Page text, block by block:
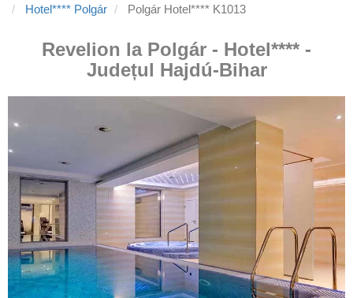
Hotel**** Polgár
Polgár Hotel**** K1013
Revelion la Polgár - Hotel**** -
Județul Hajdú-Bihar